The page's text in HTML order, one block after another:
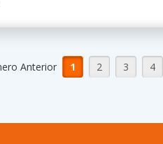
Anterior 1 2 3 4